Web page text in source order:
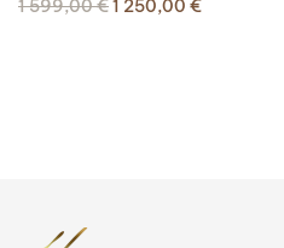
1 599,00€Le
1 250,00 €Le